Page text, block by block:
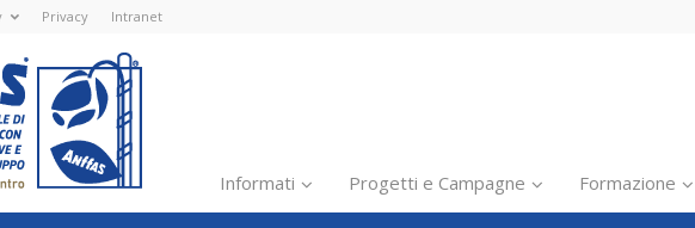
Privacy Intranet
Informati Progetti e Campagne Formazione